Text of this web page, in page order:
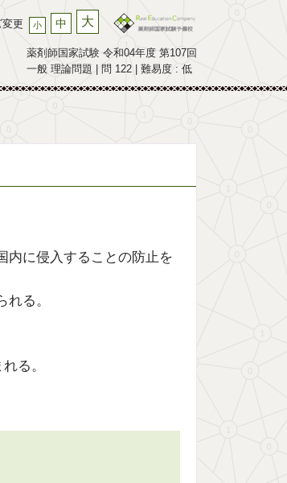
更 小 中 大
薬剤師国家試験 令和04年度 第107回
一般 理論問題 | 問 122 | 難易度 : 低
内に侵入することの防止を
る。
る。